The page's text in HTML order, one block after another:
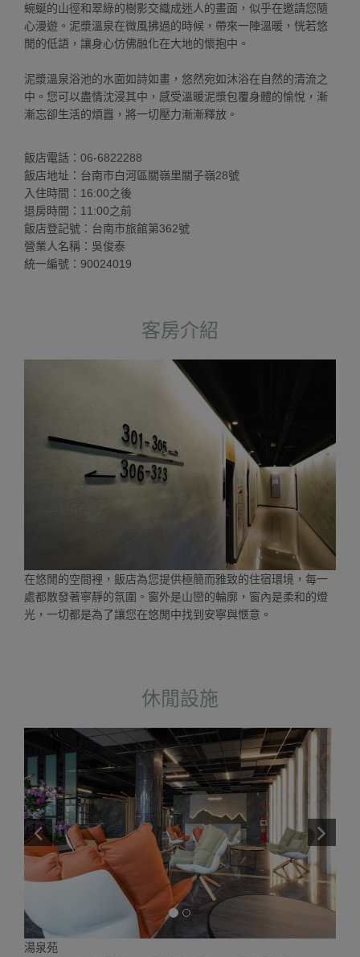
蜿蜒的山徑和翠綠的樹影交織成迷人的畫面，似乎在邀請您隨
心漫遊。泥漿溫泉在微風拂過的時候，帶來一陣溫暖，恍若悠
閒的低語，讓身心仿佛融化在大地的懷抱中。
泥漿溫泉浴池的水面如詩如畫，悠然宛如沐浴在自然的清流之
中。您可以盡情沈浸其中，感受溫暖泥漿包覆身體的愉悅，漸
漸忘卻生活的煩囂，將一切壓力漸漸釋放。
飯店電話：06-6822288
飯店地址：台南市白河區關嶺里關子嶺28號
入住時間：16:00之後
退房時間：11:00之前
飯店登記號：台南市旅館第362號
營業人名稱：吳俊泰
統一編號：90024019
客房介紹
在悠閒的空間裡，飯店為您提供極簡而雅致的住宿環境，每一
處都散發著寧靜的氛圍。窗外是山巒的輪廓，窗內是柔和的燈
光，一切都是為了讓您在悠閒中找到安寧與愜意。
休閒設施
湯泉苑